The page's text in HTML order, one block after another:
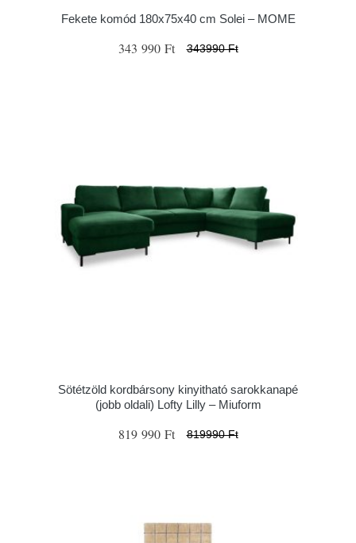
Fekete komód 180x75x40 cm Solei – MOME
343 990 Ft 343990 Ft
Sötétzöld kordbársony kinyitható sarokkanapé
(jobb oldali) Lofty Lilly – Miuform
819 990 Ft 819990 Ft